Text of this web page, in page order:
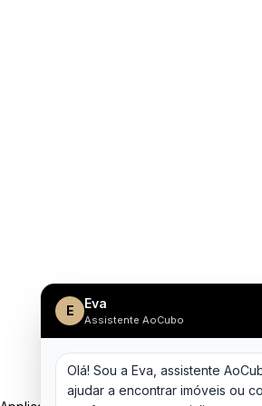
E Eva
Assistente AoCubo
Olá! Sou a Eva, assistente
ajudar a encontrar imóveis ou